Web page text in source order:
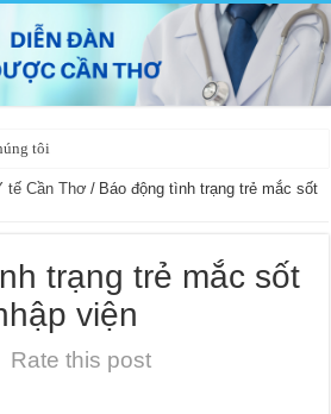
tôi
tế Cần Thơ / Báo động tình trạng trẻ mắc sốt
trạng trẻ mắc sốt
viện
Rate this post